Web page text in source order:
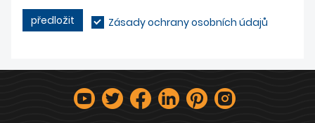
předložit Zásady ochrany osobních údajů